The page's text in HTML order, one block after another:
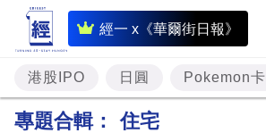
經一 x《華爾街日報》
即
時
財
經
港股IPO 日圓 Pokemon卡
專題合輯： 住宅